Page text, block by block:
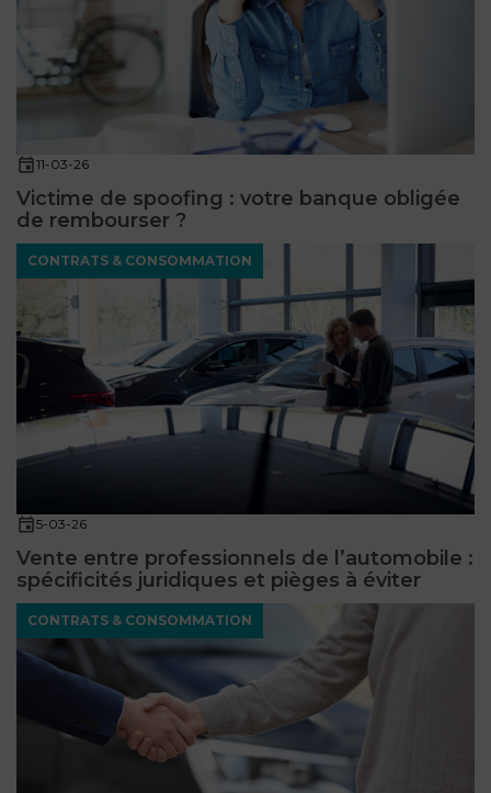
11-03-26
Victime de spoofing : votre banque obligée
de rembourser ?
CONTRATS & CONSOMMATION
5-03-26
Vente entre professionnels de l’automobile :
spécificités juridiques et pièges à éviter
CONTRATS & CONSOMMATION